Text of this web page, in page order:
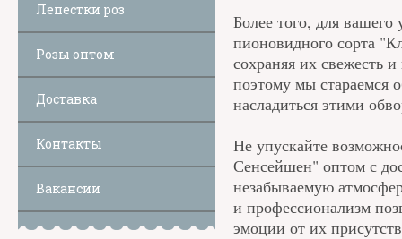
Лепестки роз
Розы оптом
Доставка
Контакты
Вакансии
Более того, для
пионовидного сорта
сохраняя их свежесть
поэтому мы стараемся
насладиться этими
Не упускайте
Сенсейшен" оптом с
незабываемую
и профессионализм
эмоции от их